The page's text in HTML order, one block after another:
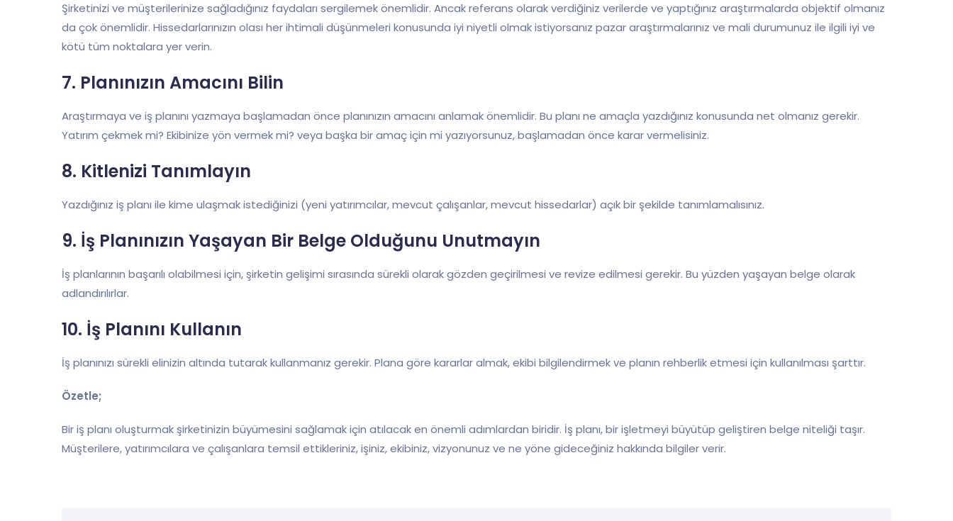
Şirketinizi ve müşterilerinize sağladığınız faydaları sergilemek önemlidir. Ancak referans olarak verdiğiniz verilerde ve yaptığınız araştırmalarda objektif olmanız
da çok önemlidir. Hissedarlarınızın olası her ihtimali düşünmeleri konusunda iyi niyetli olmak istiyorsanız pazar araştırmalarınız ve mali durumunuz ile ilgili iyi ve
kötü tüm noktalara yer verin.
7. Planınızın Amacını Bilin
Araştırmaya ve iş planını yazmaya başlamadan önce planınızın amacını anlamak önemlidir. Bu planı ne amaçla yazdığınız konusunda net olmanız gerekir.
Yatırım çekmek mi? Ekibinize yön vermek mi? veya başka bir amaç için mi yazıyorsunuz, başlamadan önce karar vermelisiniz.
8. Kitlenizi Tanımlayın
Yazdığınız iş planı ile kime ulaşmak istediğinizi (yeni yatırımcılar, mevcut çalışanlar, mevcut hissedarlar) açık bir şekilde tanımlamalısınız.
9. İş Planınızın Yaşayan Bir Belge Olduğunu Unutmayın
İş planlarının başarılı olabilmesi için, şirketin gelişimi sırasında sürekli olarak gözden geçirilmesi ve revize edilmesi gerekir. Bu yüzden yaşayan belge olarak
adlandırılırlar.
10. İş Planını Kullanın
İş planınızı sürekli elinizin altında tutarak kullanmanız gerekir. Plana göre kararlar almak, ekibi bilgilendirmek ve planın rehberlik etmesi için kullanılması şarttır.
Özetle;
Bir iş planı oluşturmak şirketinizin büyümesini sağlamak için atılacak en önemli adımlardan biridir. İş planı, bir işletmeyi büyütüp geliştiren belge niteliği taşır.
Müşterilere, yatırımcılara ve çalışanlara temsil ettikleriniz, işiniz, ekibiniz, vizyonunuz ve ne yöne gideceğiniz hakkında bilgiler verir.